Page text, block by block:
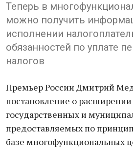
Теперь в
можно получить
исполнении
обязанностей по уплате
налогов
Премьер России Дмитрий
постановление о расширении
государственных и
предоставляемых по
базе многофункциональных